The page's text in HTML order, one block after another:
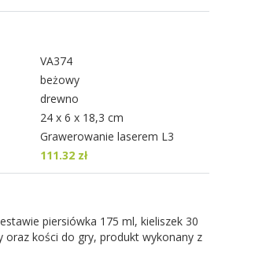
VA374
beżowy
drewno
24 x 6 x 18,3 cm
Grawerowanie laserem L3
111.32 zł
piersiówka 175 ml, kieliszek 30
oraz kości do gry, produkt wykonany z